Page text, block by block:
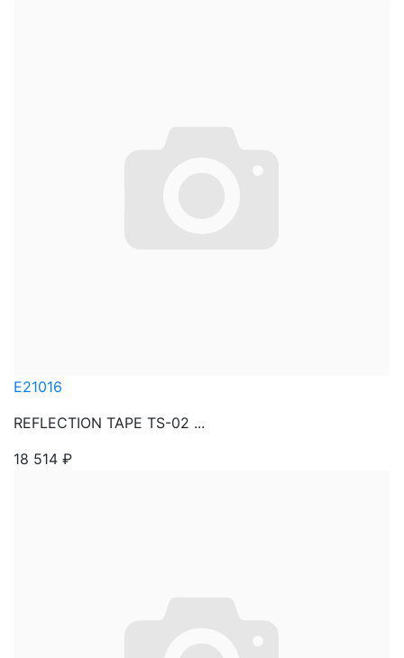
E21016
REFLECTION TAPE TS-02 ...
18 514 ₽